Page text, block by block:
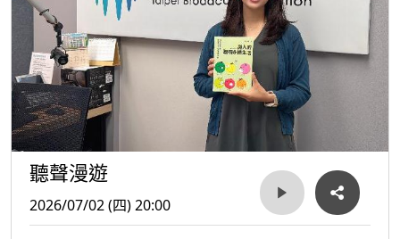
聽聲漫遊
2026/07/02 (四) 20:00